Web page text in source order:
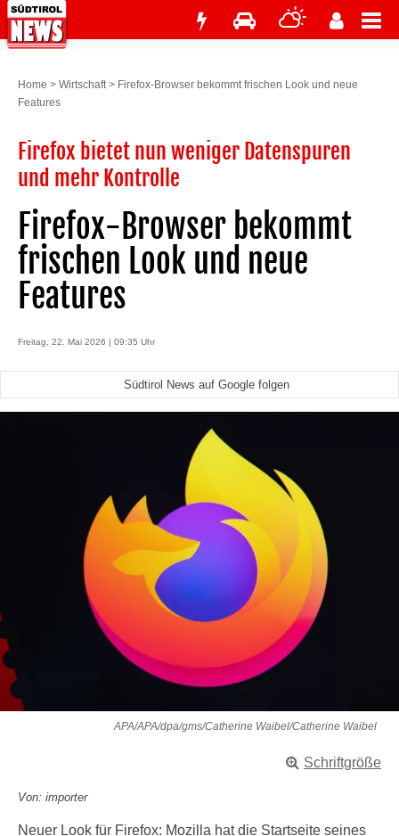
Home > Wirtschaft> Firefox-Browser bekommt frischen Look und neue
Features
Firefox bietet nun weniger Datenspuren
und mehr Kontrolle
Firefox-Browser bekommt
frischen Look und neue
Features
Freitag, 22. Mai 2026 | 09:35 Uhr
Südtirol News auf Google folgen
APA/APA/dpa/gms/Catherine Waibel/Catherine Waibel
Schriftgröße
Von: importer
Neuer Look für Firefox: Mozilla hat die Startseite seines